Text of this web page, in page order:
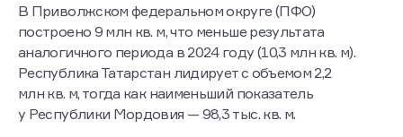
В Приволжском федеральном округе (ПФО)
построено 9 млн кв. м, что меньше результата
аналогичного периода в 2024 году (10,3 млн кв. м).
Республика Татарстан лидирует с объемом 2,2
млн кв. м, тогда как наименьший показатель
у Республики Мордовия — 98,3 тыс. кв. м.